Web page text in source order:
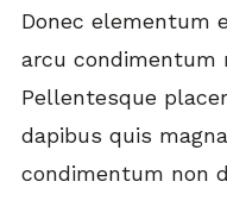
Donec elementum
arcu condimentum
Pellentesque
dapibus quis
condimentum non